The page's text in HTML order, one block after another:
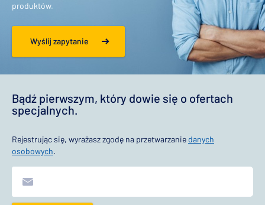
produktów.
Wyślij zapytanie
Bądź pierwszym, który dowie się o ofertach
specjalnych.
Rejestrując się, wyrażasz zgodę na przetwarzanie danych
osobowych.